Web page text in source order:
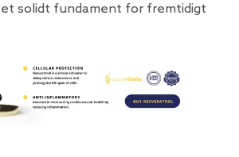
solidt fundament for fremtidigt